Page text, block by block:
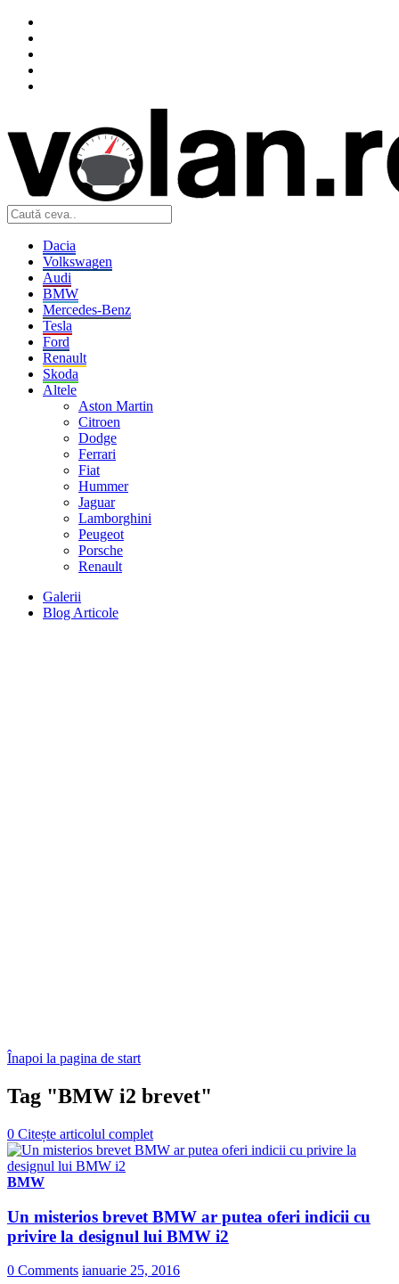
Dacia
Volkswagen
Audi
BMW
Mercedes-Benz
Tesla
Ford
Renault
Skoda
Altele
Aston Martin
Citroen
Dodge
Ferrari
Fiat
Hummer
Jaguar
Lamborghini
Peugeot
Porsche
Renault
Galerii
Blog Articole
Înapoi la pagina de start
Tag "BMW i2 brevet"
0 Citește articolul complet
BMW
Un misterios brevet BMW ar putea oferi indicii cu
privire la designul lui BMW i2
0 Comments ianuarie 25, 2016